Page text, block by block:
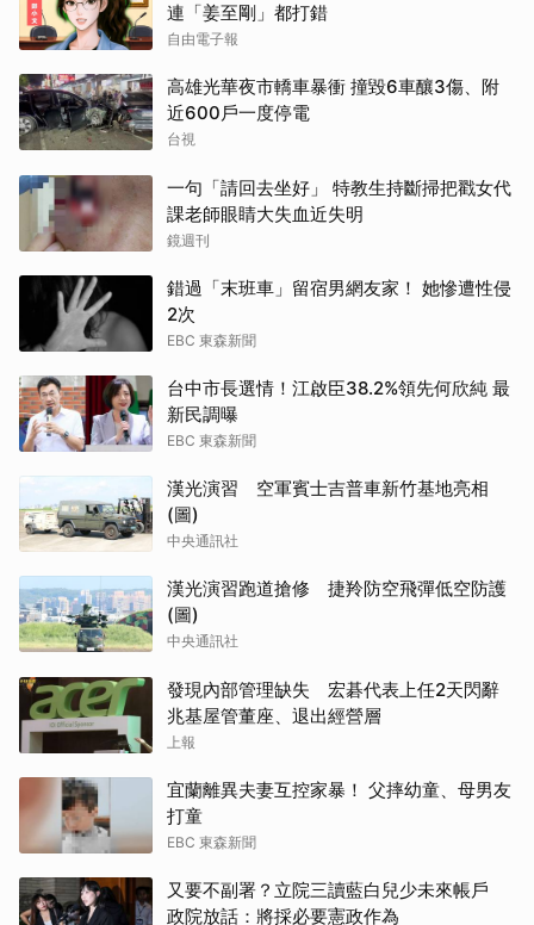
連「姜至剛」都打錯
自由電子報
高雄光華夜市轎車暴衝 撞毀6車釀3傷、附
近600戶一度停電
台視
一句「請回去坐好」 特教生持斷掃把戳女代
課老師眼睛大失血近失明
鏡週刊
錯過「末班車」留宿男網友家！ 她慘遭性侵
2次
EBC 東森新聞
台中市長選情！江啟臣38.2%領先何欣純 最
新民調曝
EBC 東森新聞
漢光演習 空軍賓士吉普車新竹基地亮相
(圖)
中央通訊社
漢光演習跑道搶修 捷羚防空飛彈低空防護
(圖)
中央通訊社
發現內部管理缺失 宏碁代表上任2天閃辭
兆基屋管董座、退出經營層
上報
宜蘭離異夫妻互控家暴！ 父摔幼童、母男友
打童
EBC 東森新聞
又要不副署？立院三讀藍白兒少未來帳戶
政院放話：將採必要憲政作為